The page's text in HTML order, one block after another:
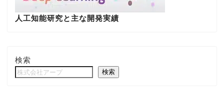
人工知能研究と主な開発実績
検索
検索